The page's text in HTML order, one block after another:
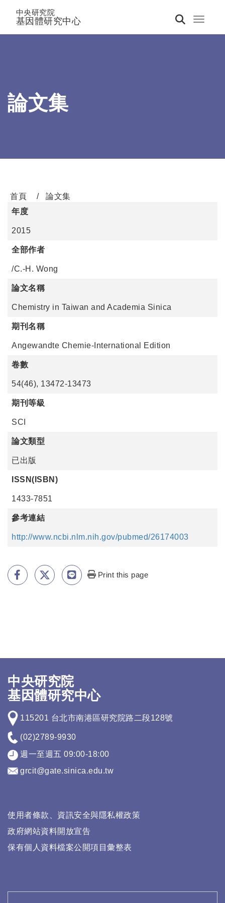
Toggle
中央研究院
基因體研究中心
論文集
首頁
論文集
年度
2015
全部作者
/C.-H. Wong
論文名稱
Chemistry in Taiwan and Academia Sinica
期刊名稱
Angewandte Chemie-International Edition
卷數
54(46), 13472-13473
期刊等級
SCI
論文類型
已出版
ISSN(ISBN)
1433-7851
參考連結
http://www.ncbi.nlm.nih.gov/pubmed/26174003
Print this page
中央研究院
基因體研究中心
115201 台北市南港區研究院路二段128號
(02)2789-9930
週一至週五 09:00-18:00
grcit@gate.sinica.edu.tw
使用者條款、資訊安全與隱私權政策
政府網站資料開放宣告
保有個人資料檔案公開項目彙整表